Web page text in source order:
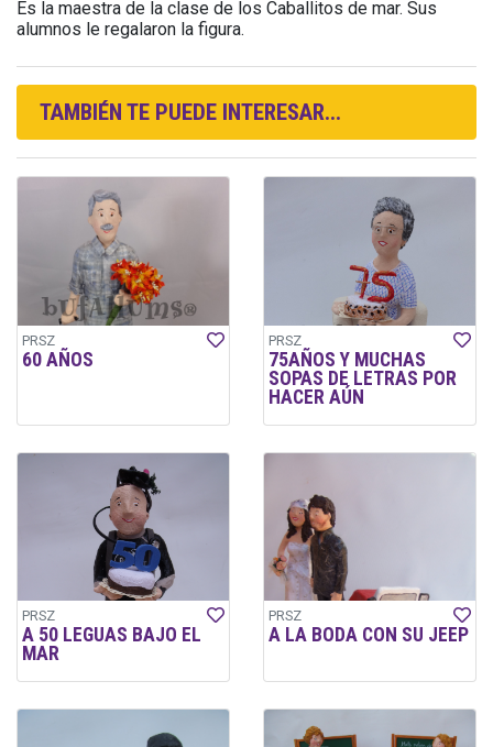
Es la maestra de la clase de los Caballitos de mar. Sus
alumnos le regalaron la figura.
TAMBIÉN TE PUEDE INTERESAR...
PRSZ
60 AÑOS
PRSZ
75AÑOS Y MUCHAS
SOPAS DE LETRAS POR
HACER AÚN
PRSZ
A 50 LEGUAS BAJO EL
MAR
PRSZ
A LA BODA CON SU JEEP